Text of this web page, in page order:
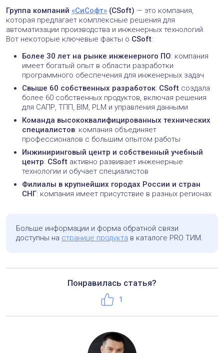
Группа компаний «СиСофт» (CSoft) — это компания,
которая предлагает комплексные решения для
автоматизации производства и инженерных технологий.
Вот некоторые ключевые факты о CSoft:
Более 30 лет на рынке инженерного ПО: компания
имеет богатый опыт в области разработки
программного обеспечения для инженерных задач
Свыше 60 собственных разработок: CSoft создала
более 60 собственных продуктов, включая решения
для САПР, ТПП, BIM, PLM и управления данными
Команда высококвалифицированных технических
специалистов: компания объединяет
профессионалов с большим опытом работы
Инжиниринговый центр и собственный учебный
центр: CSoft активно развивает инженерные
технологии и обучает специалистов
Филиалы в крупнейших городах России и стран
СНГ: компания имеет присутствие в разных регионах
Больше информации и форма обратной связи
доступны на странице продукта в каталоге PRO ТИМ.
Понравилась статья?
Нравится
1